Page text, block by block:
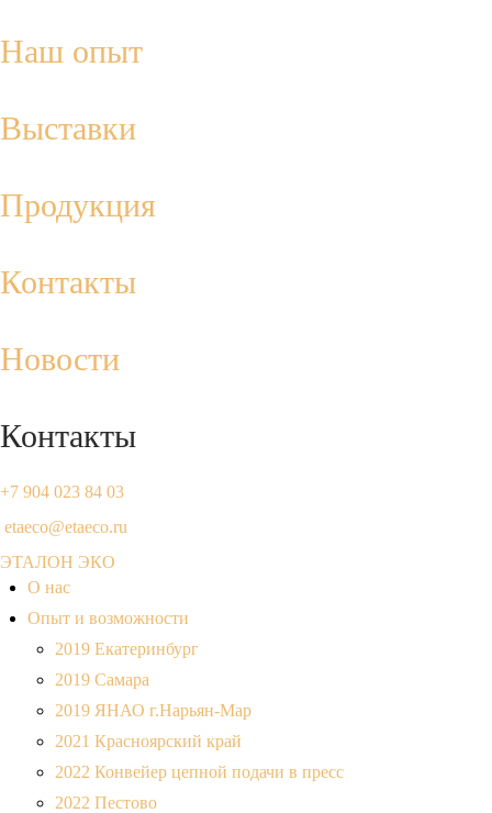
Наш опыт
Выставки
Продукция
Контакты
Новости
Контакты
+7 904 023 84 03
etaeco@etaeco.ru
ЭТАЛОН ЭКО
О нас
Опыт и возможности
2019 Екатеринбург
2019 Самара
2019 ЯНАО г.Нарьян-Мар
2021 Красноярский край
2022 Конвейер цепной подачи в пресс
2022 Пестово